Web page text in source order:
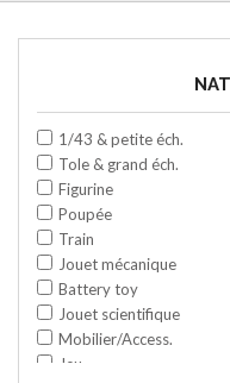
1/43 & petite éch.
Tole & grand éch.
Figurine
Poupée
Train
Jouet mécanique
Battery toy
Jouet scientifique
Mobilier/Access.
Jeu